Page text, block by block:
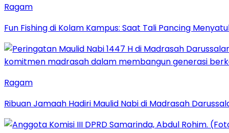
Ragam
Fun Fishing di Kolam Kampus: Saat Tali Pancing
Ragam
Ribuan Jamaah Hadiri Maulid Nabi di Madrasah